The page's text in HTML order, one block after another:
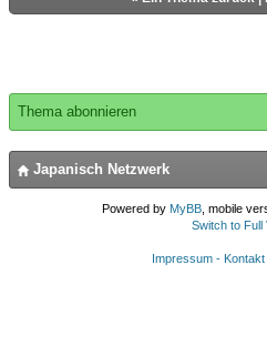
Thema abonnieren
Japanisch Netzwerk
Powered by MyBB, mobile
Switch to Full
Impressum -